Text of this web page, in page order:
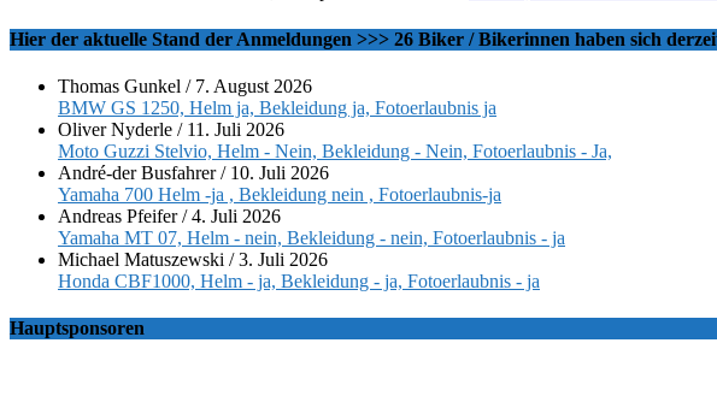
Hier der aktuelle Stand der Anmeldungen >>> 26 Biker / Bikerinnen haben sich
Thomas Gunkel / 7. August 2026
BMW GS 1250, Helm ja, Bekleidung ja, Fotoerlaubnis ja
Oliver Nyderle / 11. Juli 2026
Moto Guzzi Stelvio, Helm - Nein, Bekleidung - Nein, Fotoerlaubnis - Ja,
André-der Busfahrer/ 10. Juli 2026
Yamaha 700 Helm -ja , Bekleidung nein , Fotoerlaubnis-ja
Andreas Pfeifer/4. Juli 2026
Yamaha MT 07, Helm - nein, Bekleidung - nein, Fotoerlaubnis - ja
Michael Matuszewski /3. Juli 2026
Honda CBF1000, Helm - ja, Bekleidung - ja, Fotoerlaubnis - ja
Hauptsponsoren